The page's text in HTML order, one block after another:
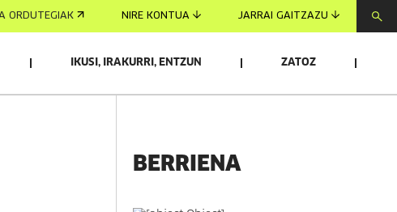
ORDUTEGIAK NIRE KONTUA JARRAI GAITZAZU
IKUSI, IRAKURRI, ENTZUN ZATOZ
BERRIENA